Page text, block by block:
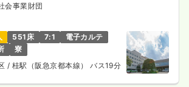
会事業財団
551床 7:1
電子カルテ
寮
/ 桂駅（阪急京都本線） バス19分